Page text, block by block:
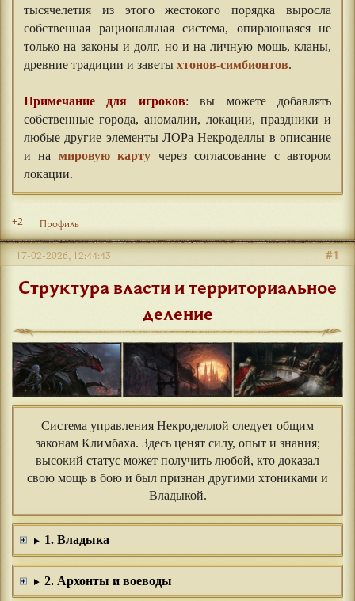
тысячелетия из этого жестокого порядка выросла
собственная рациональная система, опирающаяся не
только на законы и долг, но и на личную мощь, кланы,
древние традиции и заветы хтонов-симбионтов.
Примечание для игроков: вы можете добавлять
собственные города, аномалии, локации, праздники и
любые другие элементы ЛОРа Некроделлы в описание
и на мировую карту через согласование с автором
локации.
+2 Профиль
#1
17-02-2026, 12:44:43
Структура власти и территориальное
деление
Система управления Некроделлой следует общим
законам Климбаха. Здесь ценят силу, опыт и знания;
высокий статус может получить любой, кто доказал
свою мощь в бою и был признан другими хтониками и
Владыкой.
1. Владыка
2. Архонты и воеводы